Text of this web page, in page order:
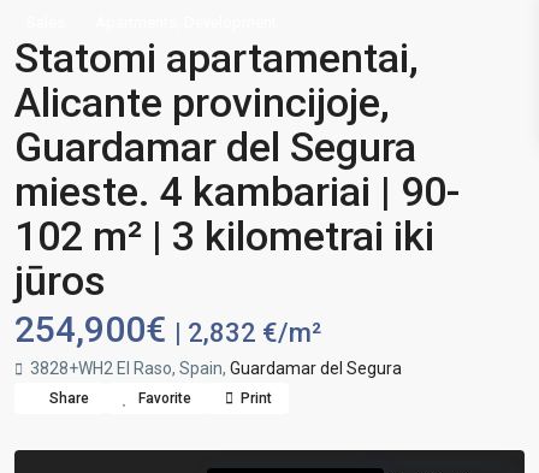
Statomi apartamentai,
Alicante provincijoje,
Guardamar del Segura
mieste. 4 kambariai | 90-
102 m² | 3 kilometrai iki
jūros
254,900€ | 2,832 €/m²
3828+WH2 El Raso, Spain, Guardamar del Segura
Share Favorite Print